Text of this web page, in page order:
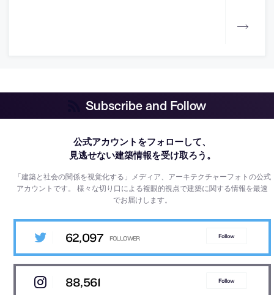
Subscribe and Follow
公式アカウントをフォローして、
見逃せない建築情報を受け取ろう。
「建築と社会の関係を視覚化する」メディア、アーキテクチャーフォトの公式
アカウントです。様々な切り口による複眼的視点で建築に関する情報を最速
でお届けします。
62,097 Follow
88,561 Follow